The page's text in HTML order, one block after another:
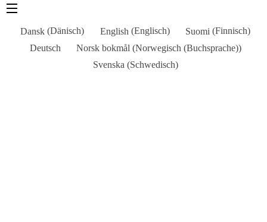
Dansk (Dänisch) English (Englisch) Suomi (Finnisch)
Deutsch
Norsk bokmål (Norwegisch (Buchsprache))
Svenska(Schwedisch)